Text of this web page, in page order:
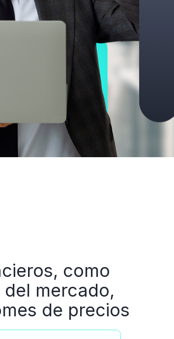
como
mercado,
de precios